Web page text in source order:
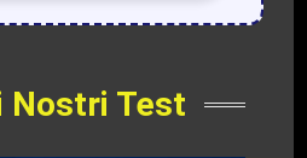
Nostri Test